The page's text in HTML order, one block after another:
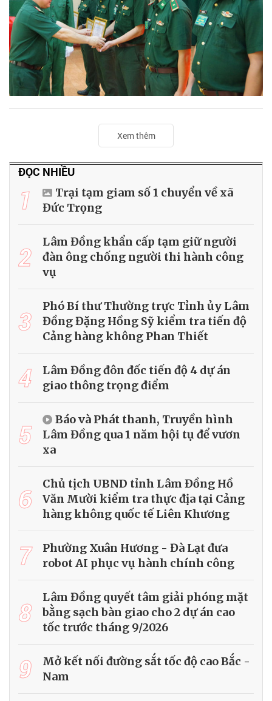
Xem thêm
ĐỌC NHIỀU
1
Trại tạm giam số 1 chuyển về xã
Đức Trọng
2
Lâm Đồng khẩn cấp tạm giữ người
đàn ông chống người thi hành công
vụ
3
Phó Bí thư Thường trực Tỉnh ủy Lâm
Đồng Đặng Hồng Sỹ kiểm tra tiến độ
Cảng hàng không Phan Thiết
4
Lâm Đồng đôn đốc tiến độ 4 dự án
giao thông trọng điểm
5
Báo và Phát thanh, Truyền hình
Lâm Đồng qua 1 năm hội tụ để vươn
xa
6
Chủ tịch UBND tỉnh Lâm Đồng Hồ
Văn Mười kiểm tra thực địa tại Cảng
hàng không quốc tế Liên Khương
7
Phường Xuân Hương - Đà Lạt đưa
robot AI phục vụ hành chính công
8
Lâm Đồng quyết tâm giải phóng mặt
bằng sạch bàn giao cho 2 dự án cao
tốc trước tháng 9/2026
9
Mở kết nối đường sắt tốc độ cao Bắc -
Nam